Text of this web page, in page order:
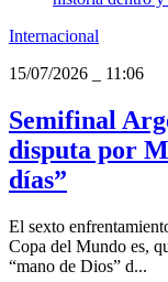
Internacional
15/07/2026
11:06
Semifinal
disputa por
días”
El sexto
Copa del Mundo es,
“mano de Dios” d...